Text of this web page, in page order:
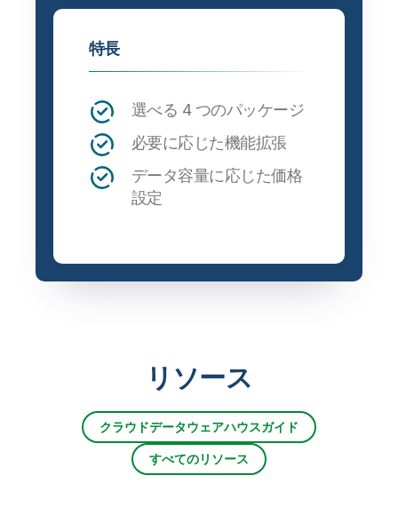
特長
選べる 4 つのパッケージ
必要に応じた機能拡張
データ容量に応じた価格
設定
リソース
クラウドデータウェアハウスガイド
すべてのリソース